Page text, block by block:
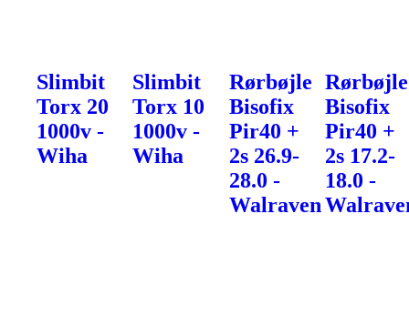
Slimbit
Torx 20
1000v -
Wiha
Slimbit
Torx 10
1000v -
Wiha
Rørbøjle
Bisofix
Pir40 +
2s 26.9-
28.0 -
Walraven
Rørbøjle
Bisofix
Pir40 +
2s 17.2-
18.0 -